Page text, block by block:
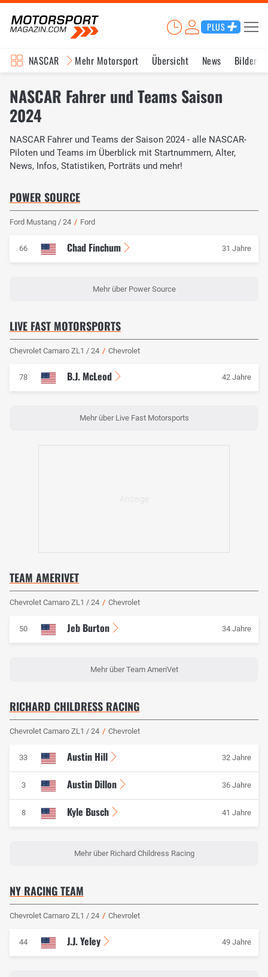
PLUS
NASCAR Mehr Motorsport Übersicht News Bilder
NASCAR Fahrer und Teams Saison
2024
NASCAR Fahrer und Teams der Saison 2024 - alle NASCAR-
Piloten und Teams im Überblick mit Startnummern, Alter,
News, Infos, Statistiken, Porträts und mehr!
POWER SOURCE
Ford Mustang / 24 / Ford
66 Chad Finchum 31 Jahre
Mehr über Power Source
LIVE FAST MOTORSPORTS
Chevrolet Camaro ZL1 / 24 / Chevrolet
78 B.J. McLeod 42 Jahre
Mehr über Live Fast Motorsports
TEAM AMERIVET
Chevrolet Camaro ZL1 / 24 / Chevrolet
50 Jeb Burton 34 Jahre
Mehr über Team AmeriVet
RICHARD CHILDRESS RACING
Chevrolet Camaro ZL1 / 24 / Chevrolet
33 Austin Hill 32 Jahre
3 Austin Dillon 36 Jahre
8 Kyle Busch 41 Jahre
Mehr über Richard Childress Racing
NY RACING TEAM
Chevrolet Camaro ZL1 / 24 / Chevrolet
44 J.J. Yeley 49 Jahre